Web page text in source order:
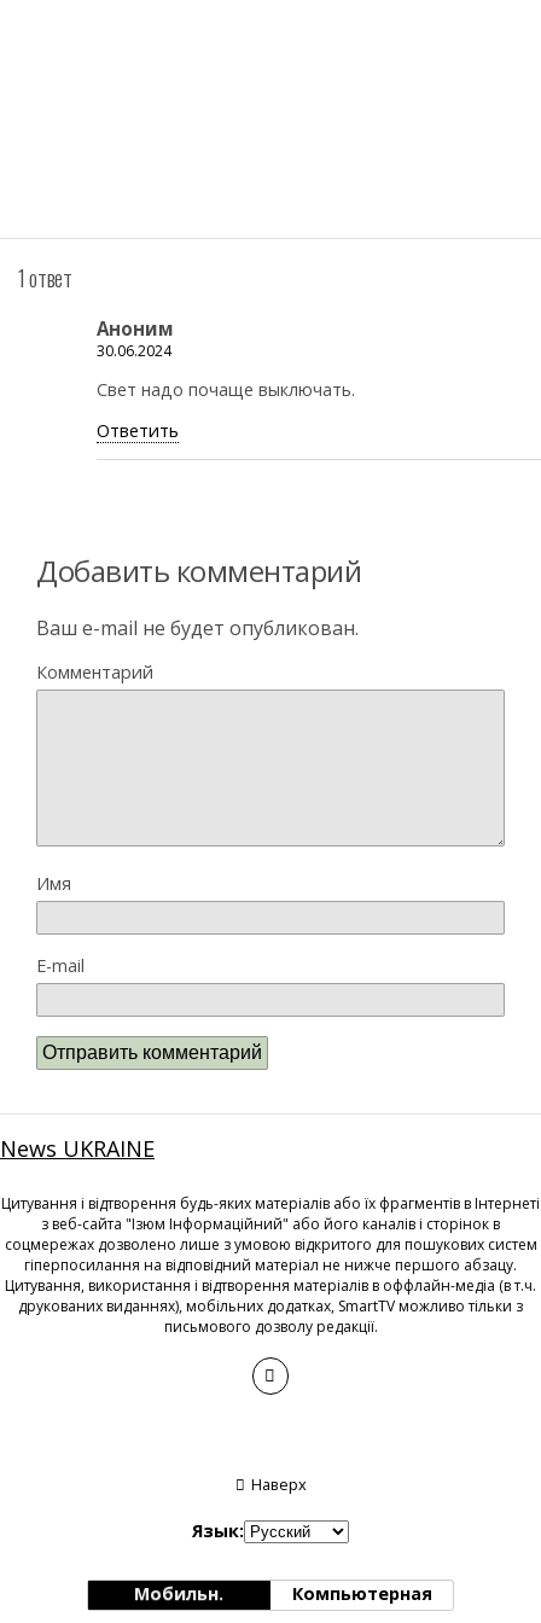
1 ответ
Аноним
30.06.2024
Свет надо почаще выключать.
Ответить
Добавить комментарий
Ваш e-mail не будет опубликован.
Комментарий
Имя
E-mail
News UKRAINE
Цитування і відтворення будь-яких матеріалів або їх фрагментів в Інтернеті
з веб-сайта "Ізюм Інформаційний" або його каналів і сторінок в
соцмережах дозволено лише з умовою відкритого для пошукових систем
гіперпосилання на відповідний матеріал не нижче першого абзацу.
Цитування, використання і відтворення матеріалів в оффлайн-медіа (в т.ч.
друкованих виданнях), мобільних додатках, SmartTV можливо тільки з
письмового дозволу редакції.
Наверх
Язык:
Мобильн. Компьютерная